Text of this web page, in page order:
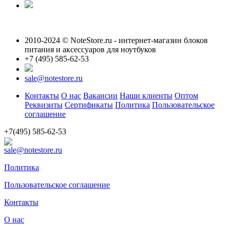
2010-2024 © NoteStore.ru - интернет-магазин блоков
питания и аксессуаров для ноутбуков
+7 (495) 585-62-53
sale@notestore.ru
Контакты О нас Вакансии Наши клиенты Оптом
Реквизиты Сертификаты Политика Пользовательское
соглашение
+7(495) 585-62-53
sale@notestore.ru
Политика
Пользовательское соглашение
Контакты
О нас